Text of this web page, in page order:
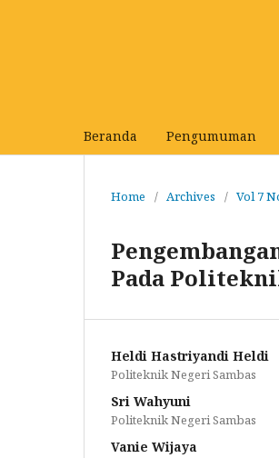
Beranda Pengumuman
Home / Archives / Vol 7
Pada
Heldi Hastriyandi Heldi
Politeknik Negeri Sambas
Sri Wahyuni
Politeknik Negeri Sambas
Vanie Wijaya